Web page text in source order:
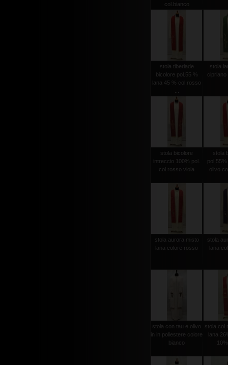
col.bianco
stola tiberiade
bicolore pol.55 %
lana 45 % col.rosso
stola
stola bicolore
intreccio 100% pol.
col.rosso viola
stola
olivo
stola aurora misto
lana colore rosso
stola
lana
stola con tau e olivo
in in poliestere colore
bianco
stola
lana